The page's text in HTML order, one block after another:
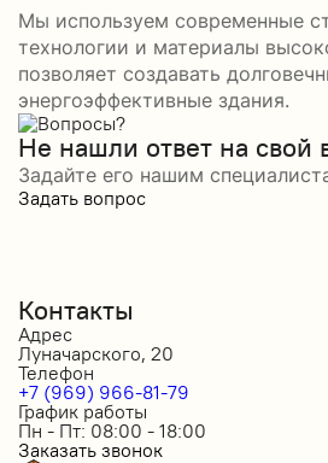
Мы используем современные
технологии и материалы
позволяет создавать
энергоэффективные здания.
Не нашли ответ на свой
Задайте его нашим
Задать вопрос
Контакты
Адрес
Луначарского, 20
Телефон
+7 (969) 966-81-79
График работы
Пн - Пт: 08:00 - 18:00
Заказать звонок